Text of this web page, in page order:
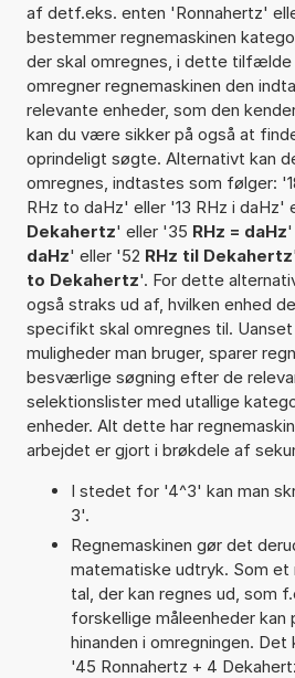
af detf.eks. enten 'Ronnahertz'
bestemmer regnemaskinen
der skal omregnes, i dette
omregner regnemaskinen den
relevante enheder, som den
kan du være sikker på også at
oprindeligt søgte. Alternativt kan
omregnes, indtastes som følger:
RHz to daHz' eller '13 RHz i daHz'
Dekahertz' eller '35 RHz = daHz'
daHz' eller '52 RHz til Dekahertz
to Dekahertz'. For dette
også straks ud af, hvilken enhed
specifikt skal omregnes til.
muligheder man bruger, sparer
besværlige søgning efter de
selektionslister med utallige
enheder. Alt dette har
arbejdet er gjort i brøkdele af
I stedet for '4^3' kan man
3'.
Regnemaskinen gør det
matematiske udtryk. Som
tal, der kan regnes ud, som
forskellige måleenheder kan
hinanden i omregningen. Det
'45 Ronnahertz + 4